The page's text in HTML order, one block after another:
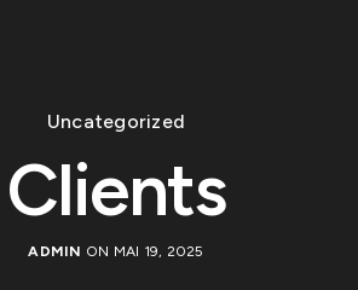
Uncategorized
Clients
ADMIN ON MAI 19, 2025